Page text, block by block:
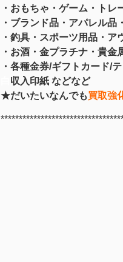
・おもちゃ・ゲーム・トレ
・ブランド品・アパレル品
・釣具 ・スポーツ用品 ・ア
・お酒 ・金プラチナ・貴金
・各種金券/ギフトカード/
収入印紙 などなど
★だいたいなんでも買取強